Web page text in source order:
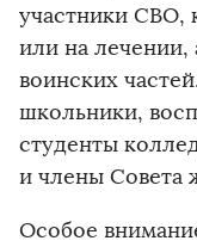
участники СВО,
или на лечении,
воинских
школьники,
студенты
и члены Совета
Особое